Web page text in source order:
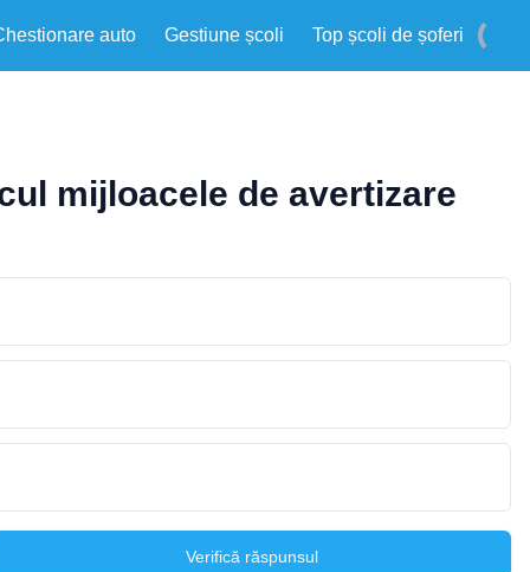
auto Gestiune școli Top școli de șoferi
mijloacele de avertizare
Verifică răspunsul